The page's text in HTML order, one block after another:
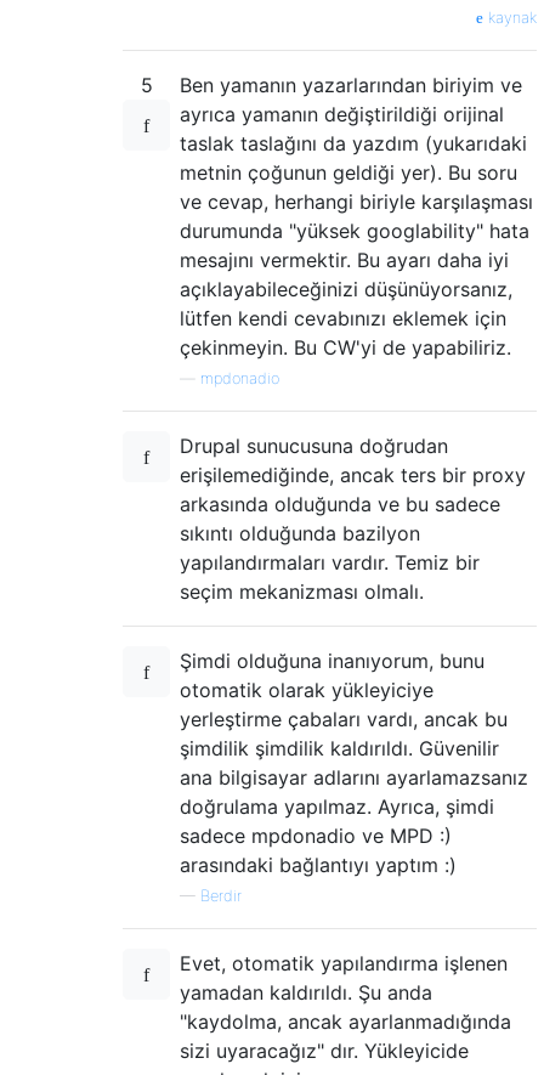
kaynak
5
Ben yamanın yazarlarından biriyim ve
ayrıca yamanın değiştirildiği orijinal
taslak taslağını da yazdım (yukarıdaki
metnin çoğunun geldiği yer). Bu soru
ve cevap, herhangi biriyle karşılaşması
durumunda "yüksek googlability" hata
mesajını vermektir. Bu ayarı daha iyi
açıklayabileceğinizi düşünüyorsanız,
lütfen kendi cevabınızı eklemek için
çekinmeyin. Bu CW'yi de yapabiliriz.
mpdonadio
Drupal sunucusuna doğrudan
erişilemediğinde, ancak ters bir proxy
arkasında olduğunda ve bu sadece
sıkıntı olduğunda bazilyon
yapılandırmaları vardır. Temiz bir
seçim mekanizması olmalı.
Şimdi olduğuna inanıyorum, bunu
otomatik olarak yükleyiciye
yerleştirme çabaları vardı, ancak bu
şimdilik şimdilik kaldırıldı. Güvenilir
ana bilgisayar adlarını ayarlamazsanız
doğrulama yapılmaz. Ayrıca, şimdi
sadece mpdonadio ve MPD :)
arasındaki bağlantıyı yaptım :)
— Berdir
Evet, otomatik yapılandırma işlenen
yamadan kaldırıldı. Şu anda
"kaydolma, ancak ayarlanmadığında
sizi uyaracağız" dır. Yükleyicide